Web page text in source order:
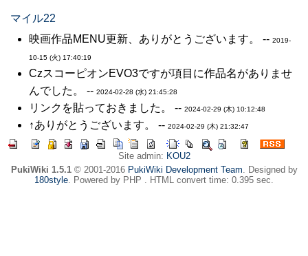
マイル22
映画作品MENU更新、ありがとうございます。 -- 2019-
10-15 (火) 17:40:19
CzスコーピオンEVO3ですが項目に作品名がありませ
んでした。 -- 2024-02-28 (水) 21:45:28
リンクを貼っておきました。 -- 2024-02-29 (木) 10:12:48
↑ありがとうございます。 -- 2024-02-29 (木) 21:32:47
Site admin: KOU2
PukiWiki 1.5.1© 2001-2016 PukiWiki Development Team. Designed by
180style. Powered by PHP . HTML convert time: 0.395 sec.